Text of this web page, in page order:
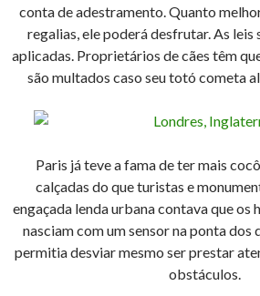
conta de adestramento. Quanto
regalias, ele poderá desfrutar. As leis
aplicadas. Proprietários de cães têm
são multados caso seu totó cometa
Paris já teve a fama de ter mais
calçadas do que turistas e
engaçada lenda urbana contava que os
nasciam com um sensor na ponta dos
permitia desviar mesmo ser prestar
obstáculos.